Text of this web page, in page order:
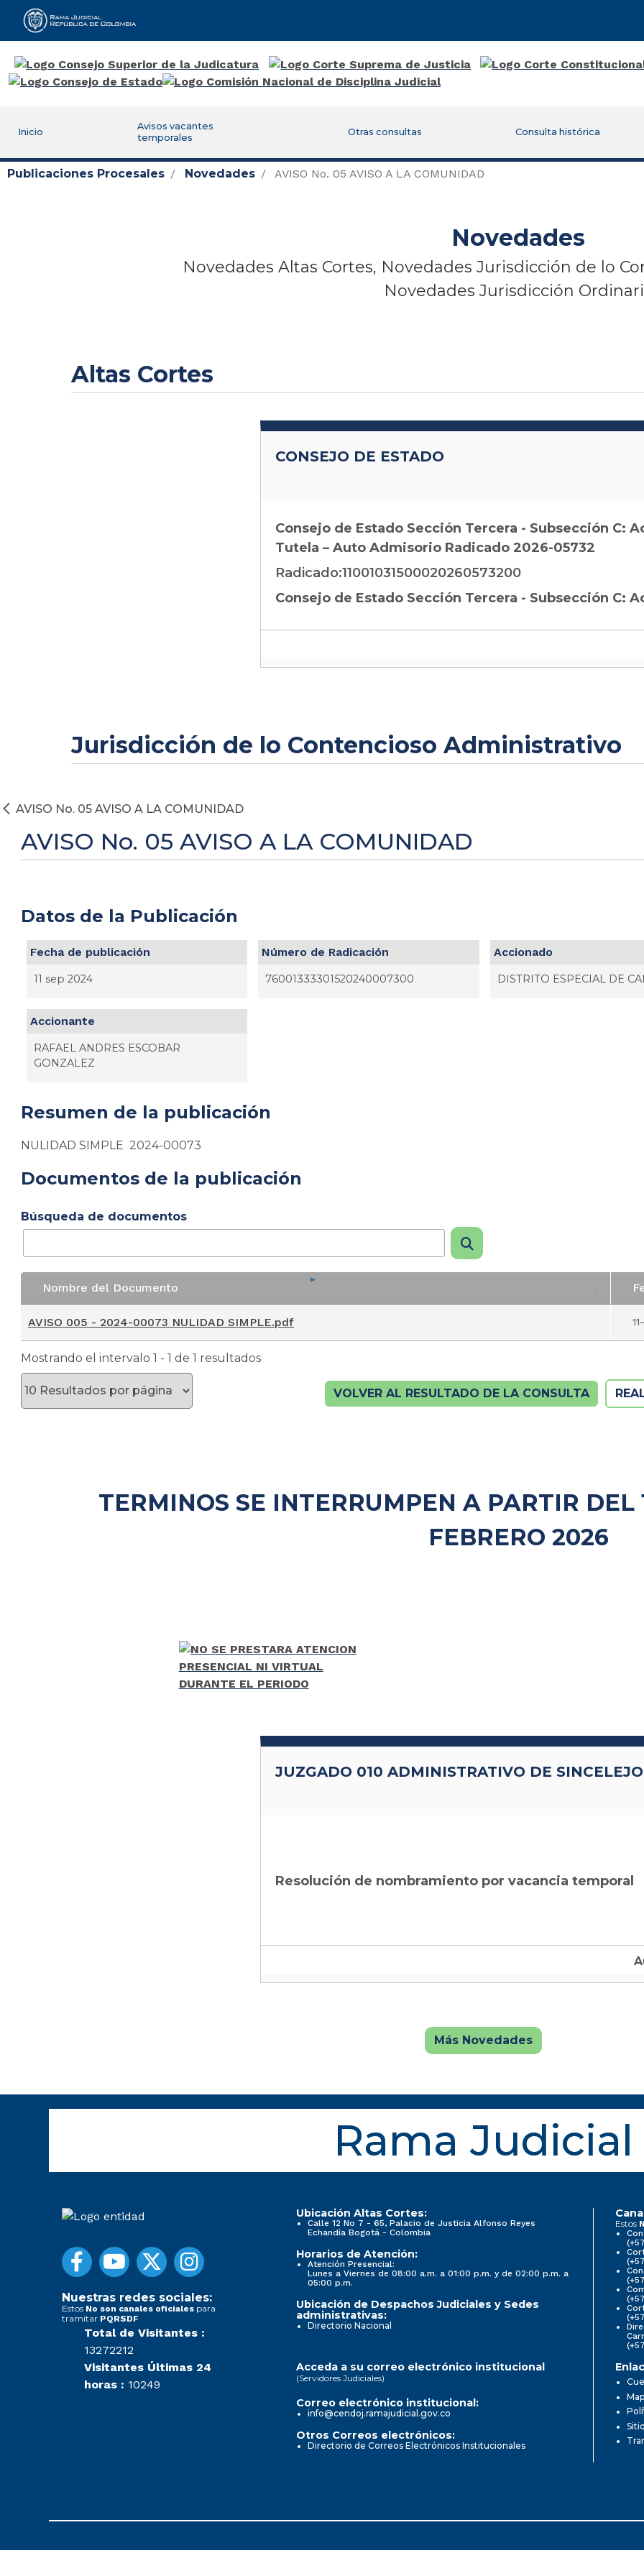
Rama Judicial
Inicio
Avisos vacantes
temporales
Otras consultas Consulta histórica
Publicaciones Procesales Novedades AVISO No. 05 AVISO A LA COMUNIDAD
Novedades
Novedades Altas Cortes, Novedades Jurisdicción de lo
Novedades Jurisdicción
Altas Cortes
CONSEJO DE ESTADO
Consejo de Estado Sección Tercera - Subsección C:
Tutela – Auto Admisorio Radicado 2026-05732
Radicado:11001031500020260573200
Jurisdicción de lo Contencioso Administrativo
AVISO No. 05 AVISO A LA COMUNIDAD
AVISO No. 05 AVISO A LA COMUNIDAD
Datos de la Publicación
Fecha de publicación
11 sep 2024
Número de Radicación
76001333301520240007300
Accionado
DISTRITO ESPECIAL DE
Accionante
RAFAEL ANDRES ESCOBAR
GONZALEZ
Resumen de la publicación
NULIDAD SIMPLE 2024-00073
Documentos de la publicación
Búsqueda de documentos
Nombre del Documento
AVISO 005 - 2024-00073 NULIDAD SIMPLE.pdf
Mostrando el intervalo 1 - 1 de 1 resultados
VOLVER AL RESULTADO DE LA CONSULTA
TERMINOS SE INTERRUMPEN A PARTIR DEL
FEBRERO 2026
JUZGADO 010 ADMINISTRATIVO DE SINCELEJO
Resolución de nombramiento por vacancia temporal
Más Novedades
Rama Judicial
Nuestras redes sociales:
Estos No son canales oficiales para
tramitar PQRSDF
Total de Visitantes :
13272212
Visitantes Últimas 24
horas : 10249
Ubicación Altas Cortes:
Calle 12 No 7 - 65, Palacio de Justicia Alfonso Reyes
Echandía Bogotá - Colombia
Horarios de Atención:
Atención Presencial:
Lunes a Viernes de 08:00 a.m. a 01:00 p.m. y de 02:00 p.m. a
05:00 p.m.
Ubicación de Despachos Judiciales y Sedes
administrativas:
Directorio Nacional
Estos
Acceda a su correo electrónico institucional
(Servidores Judiciales)
Correo electrónico institucional:
info@cendoj.ramajudicial.gov.co
Otros Correos electrónicos:
Directorio de Correos Electrónicos Institucionales